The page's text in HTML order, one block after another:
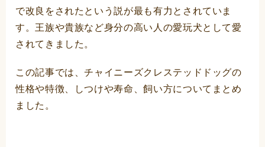
で改良をされたという説が最も有力とされていま
す。王族や貴族など身分の高い人の愛玩犬として愛
されてきました。
この記事では、チャイニーズクレステッドドッグの
性格や特徴、しつけや寿命、飼い方についてまとめ
ました。